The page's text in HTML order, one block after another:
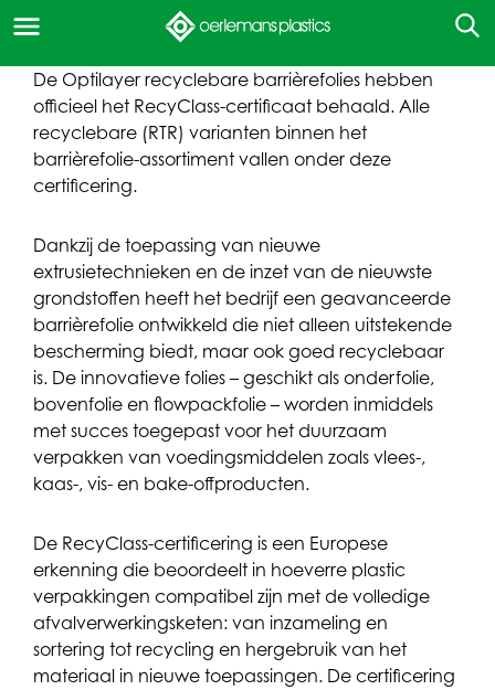
De Optilayer recyclebare barrièrefolies hebben
officieel het RecyClass-certificaat behaald. Alle
recyclebare (RTR) varianten binnen het
barrièrefolie-assortiment vallen onder deze
certificering.
Dankzij de toepassing van nieuwe
extrusietechnieken en de inzet van de nieuwste
grondstoffen heeft het bedrijf een geavanceerde
barrièrefolie ontwikkeld die niet alleen uitstekende
bescherming biedt, maar ook goed recyclebaar
is. De innovatieve folies – geschikt als onderfolie,
bovenfolie en flowpackfolie – worden inmiddels
met succes toegepast voor het duurzaam
verpakken van voedingsmiddelen zoals vlees-,
kaas-, vis- en bake-offproducten.
De RecyClass-certificering is een Europese
erkenning die beoordeelt in hoeverre plastic
verpakkingen compatibel zijn met de volledige
afvalverwerkingsketen: van inzameling en
sortering tot recycling en hergebruik van het
materiaal in nieuwe toepassingen. De certificering